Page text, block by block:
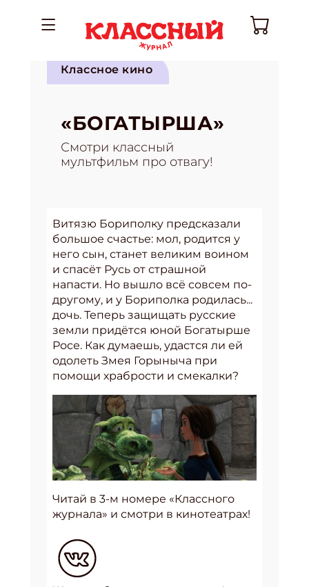
Классное кино
«БОГАТЫРША»
Смотри классный
мультфильм про отвагу!
Витязю Бориполку предсказали
большое счастье: мол, родится у
него сын, станет великим воином
и спасёт Русь от страшной
напасти. Но вышло всё совсем по-
другому, и у Бориполка родилась...
дочь. Теперь защищать русские
земли придётся юной Богатырше
Росе. Как думаешь, удастся ли ей
одолеть Змея Горыныча при
помощи храбрости и смекалки?
Читай в 3-м номере «Классного
журнала» и смотри в кинотеатрах!